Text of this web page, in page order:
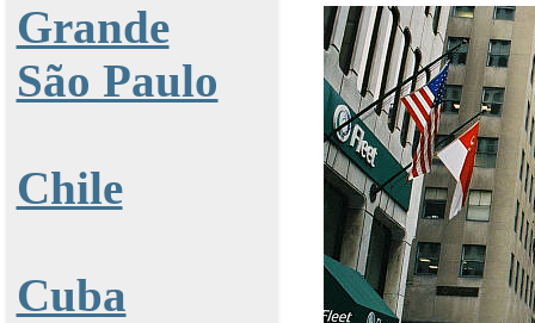
Grande
São Paulo
Chile
Cuba